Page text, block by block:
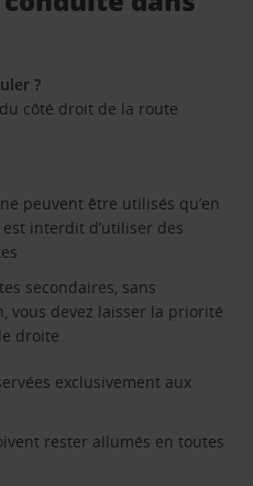
?
côté droit de la route
peuvent être utilisés qu’en
interdit d’utiliser des
secondaires, sans
vous devez laisser la priorité
droite
exclusivement aux
rester allumés en toutes